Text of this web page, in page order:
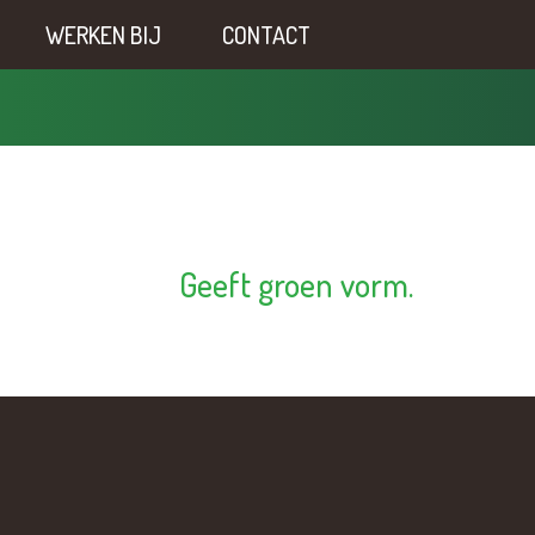
WERKEN BIJ CONTACT
Geeft groen vorm.